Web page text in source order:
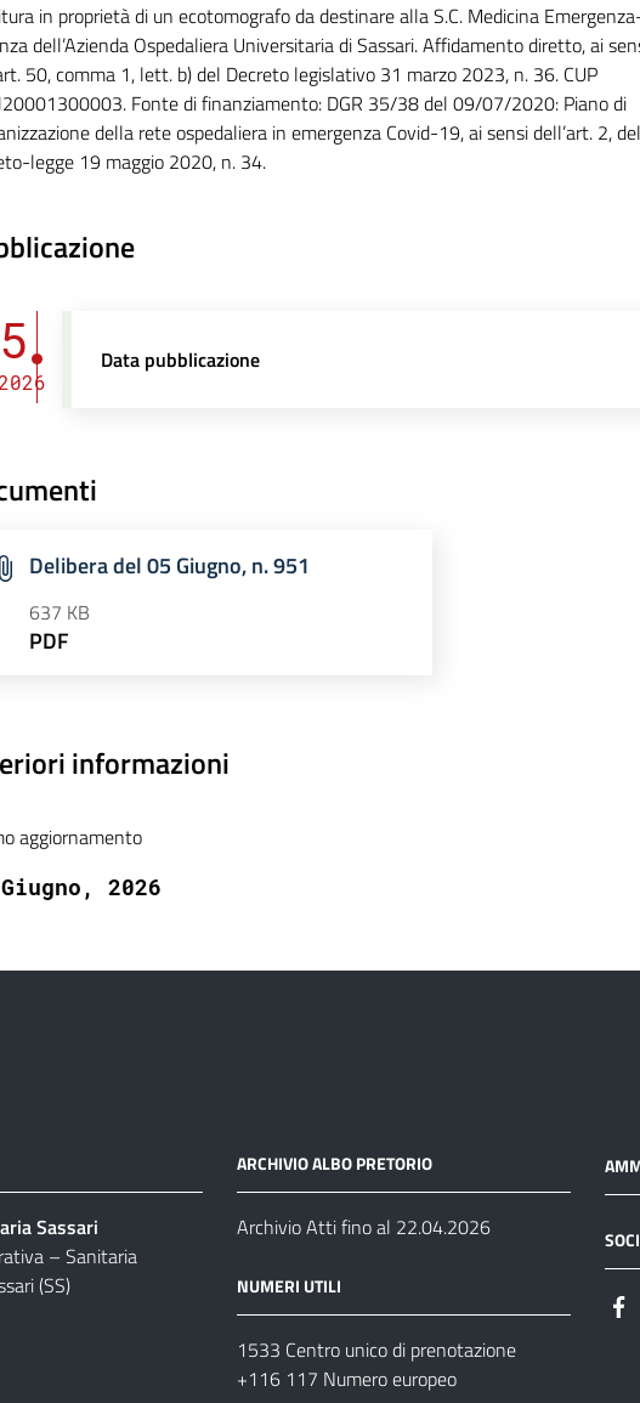
in proprietà di un ecotomografo da destinare alla S.C. Medicina
dell’Azienda Ospedaliera Universitaria di Sassari. Affidamento diretto, ai
50, comma 1, lett. b) del Decreto legislativo 31 marzo 2023, n. 36. CUP
Fonte di finanziamento: DGR 35/38 del 09/07/2020: Piano di
della rete ospedaliera in emergenza Covid-19, ai sensi dell’art. 2, del
legge 19 maggio 2020, n. 34.
Data pubblicazione
Delibera del 05 Giugno, n. 951
637 KB
PDF
informazioni
aggiornamento
2026
Sassari
– Sanitaria
(SS)
ARCHIVIO ALBO PRETORIO
Archivio Atti fino al 22.04.2026
NUMERI UTILI
1533 Centro unico di prenotazione
+116 117 Numero europeo